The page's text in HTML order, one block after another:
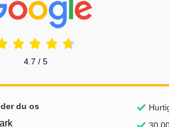
4.7 / 5
du os